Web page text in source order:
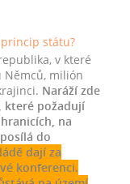
princip státu?
v které
Němců, milión
Naráží zde
které požadují
na
do
dají za
konferenci.